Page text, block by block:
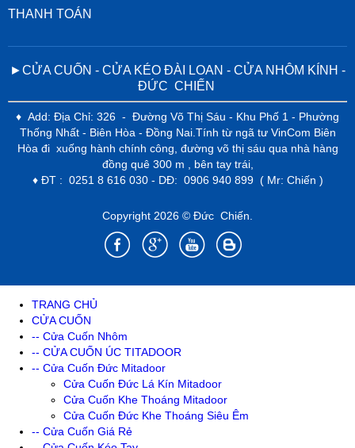
THANH TOÁN
►CỬA CUỐN - CỬA KÉO ĐÀI LOAN - CỬA NHÔM KÍNH -
ĐỨC CHIẾN
♦ Add: Địa Chỉ: 326 - Đường Võ Thị Sáu - Khu Phố 1 - Phường
Thống Nhất - Biên Hòa - Đồng Nai.Tính từ ngã tư VinCom Biên
Hòa đi xuống hành chính công, đường võ thị sáu qua nhà hàng
đồng quê 300 m , bên tay trái,
♦ ĐT : 0251 8 616 030 - DĐ: 0906 940 899 ( Mr: Chiến )
Copyright 2026 © Đức Chiến.
TRANG CHỦ
CỬA CUỐN
-- Cửa Cuốn Nhôm
-- CỬA CUỐN ÚC TITADOOR
-- Cửa Cuốn Đức Mitadoor
Cửa Cuốn Đức Lá Kín Mitadoor
Cửa Cuốn Khe Thoáng Mitadoor
Cửa Cuốn Đức Khe Thoáng Siêu Êm
-- Cửa Cuốn Giá Rẻ